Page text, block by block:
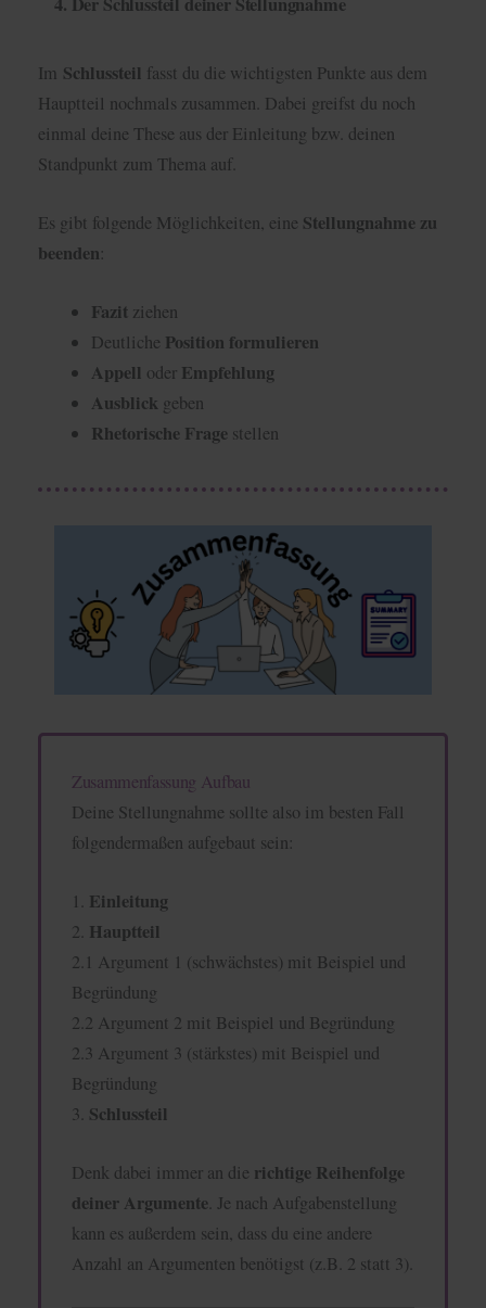
Im Schlussteil fasst du die wichtigsten Punkte aus dem
Hauptteil nochmals zusammen. Dabei greifst du noch
einmal deine These aus der Einleitung bzw. deinen
Standpunkt zum Thema auf.
Es gibt folgende Möglichkeiten, eine Stellungnahme zu
beenden:
Fazit ziehen
Deutliche Position formulieren
Appell oder Empfehlung
Ausblick geben
Rhetorische Frage stellen
Zusammenfassung Aufbau
Deine Stellungnahme sollte also im besten Fall
folgendermaßen aufgebaut sein:
1. Einleitung
2. Hauptteil
2.1 Argument 1 (schwächstes) mit Beispiel und
Begründung
2.2 Argument 2 mit Beispiel und Begründung
2.3 Argument 3 (stärkstes) mit Beispiel und
Begründung
3. Schlussteil
Denk dabei immer an die richtige Reihenfolge
deiner Argumente . Je nach Aufgabenstellung
kann es außerdem sein, dass du eine andere
Anzahl an Argumenten benötigst (z.B. 2 statt 3).